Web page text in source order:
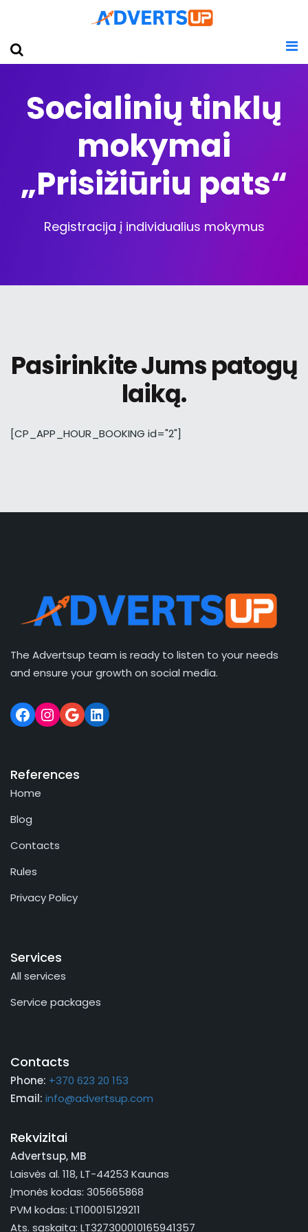
Socialinių tinklų
mokymai
„Prisižiūriu pats“
Registracija į individualius mokymus
Pasirinkite Jums patogų
laiką.
[CP_APP_HOUR_BOOKING id="2"]
The Advertsup team is ready to listen to your needs
and ensure your growth on social media.
References
Home
Blog
Contacts
Rules
Privacy Policy
Services
All services
Service packages
Contacts
Phone: +370 623 20 153
Email: info@advertsup.com
Rekvizitai
Advertsup, MB
Laisvės al. 118, LT-44253 Kaunas
Įmonės kodas: 305665868
PVM kodas: LT100015129211
Ats. sąskaita: LT327300010165941357